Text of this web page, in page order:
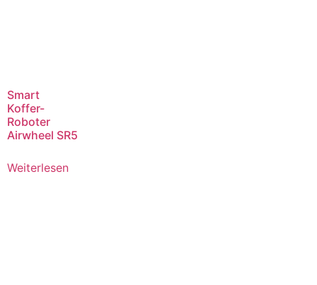
Smart
Koffer-
Roboter
Airwheel SR5
Weiterlesen